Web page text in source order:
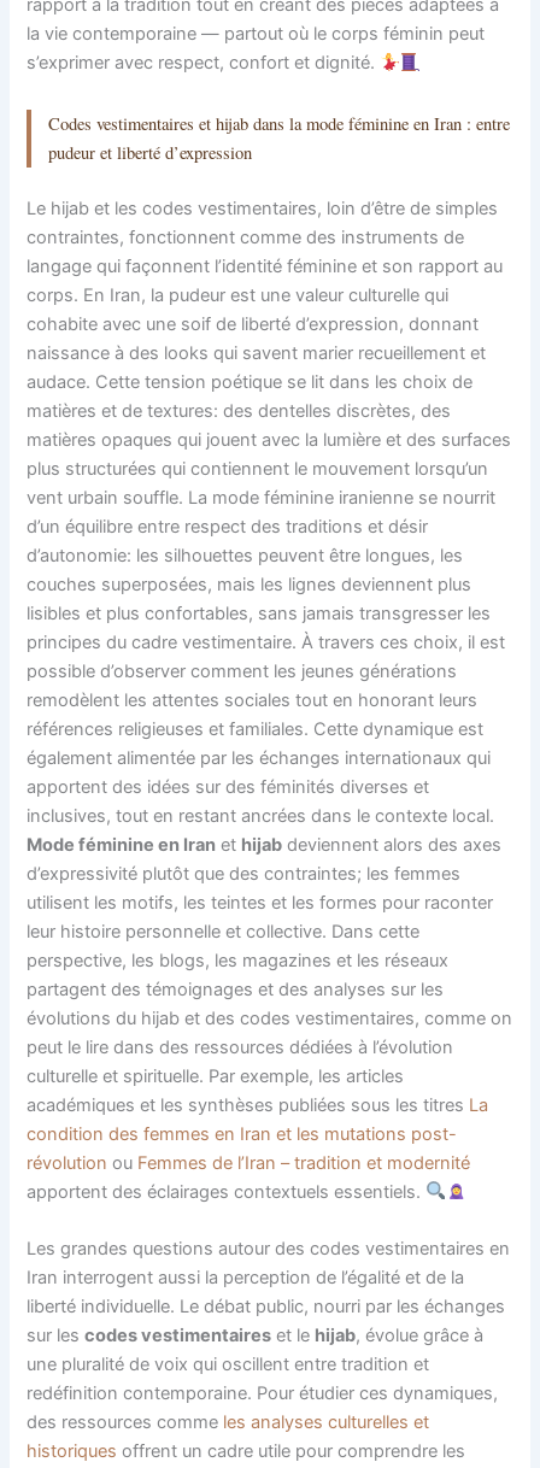
rapport à la tradition tout en créant des pièces adaptées à
la vie contemporaine — partout où le corps féminin peut
s’exprimer avec respect, confort et dignité.
Codes vestimentaires et hijab dans la mode féminine en Iran : entre
pudeur et liberté d’expression
Le hijab et les codes vestimentaires, loin d’être de simples
contraintes, fonctionnent comme des instruments de
langage qui façonnent l’identité féminine et son rapport au
corps. En Iran, la pudeur est une valeur culturelle qui
cohabite avec une soif de liberté d’expression, donnant
naissance à des looks qui savent marier recueillement et
audace. Cette tension poétique se lit dans les choix de
matières et de textures: des dentelles discrètes, des
matières opaques qui jouent avec la lumière et des surfaces
plus structurées qui contiennent le mouvement lorsqu’un
vent urbain souffle. La mode féminine iranienne se nourrit
d’un équilibre entre respect des traditions et désir
d’autonomie: les silhouettes peuvent être longues, les
couches superposées, mais les lignes deviennent plus
lisibles et plus confortables, sans jamais transgresser les
principes du cadre vestimentaire. À travers ces choix, il est
possible d’observer comment les jeunes générations
remodèlent les attentes sociales tout en honorant leurs
références religieuses et familiales. Cette dynamique est
également alimentée par les échanges internationaux qui
apportent des idées sur des féminités diverses et
inclusives, tout en restant ancrées dans le contexte local.
Mode féminine en Iran et hijab deviennent alors des axes
d’expressivité plutôt que des contraintes; les femmes
utilisent les motifs, les teintes et les formes pour raconter
leur histoire personnelle et collective. Dans cette
perspective, les blogs, les magazines et les réseaux
partagent des témoignages et des analyses sur les
évolutions du hijab et des codes vestimentaires, comme on
peut le lire dans des ressources dédiées à l’évolution
culturelle et spirituelle. Par exemple, les articles
académiques et les synthèses publiées sous les titres La
condition des femmes en Iran et les mutations post-
révolution ou Femmes de l’Iran – tradition et modernité
apportent des éclairages contextuels essentiels.
Les grandes questions autour des codes vestimentaires en
Iran interrogent aussi la perception de l’égalité et de la
liberté individuelle. Le débat public, nourri par les échanges
sur lescodes vestimentaires et le hijab, évolue grâce à
une pluralité de voix qui oscillent entre tradition et
redéfinition contemporaine. Pour étudier ces dynamiques,
des ressources comme les analyses culturelles et
historiques offrent un cadre utile pour comprendre les